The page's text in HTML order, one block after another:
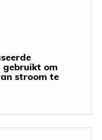
gebruikt om
stroom te